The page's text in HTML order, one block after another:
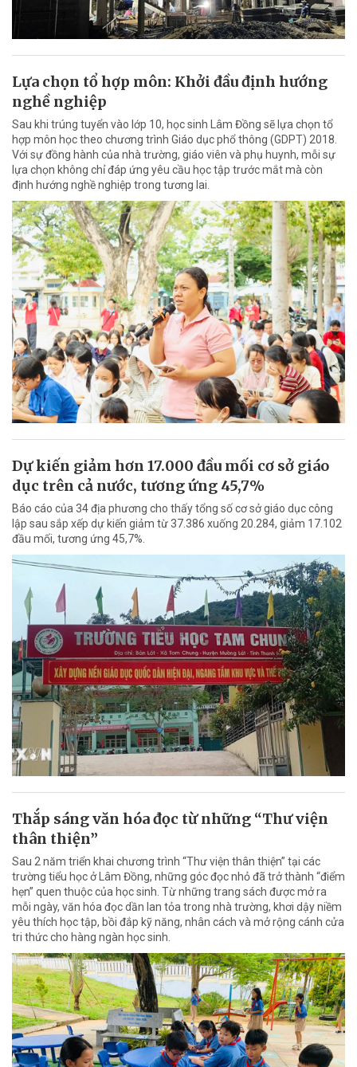
Lựa chọn tổ hợp môn: Khởi đầu định hướng
nghề nghiệp
Sau khi trúng tuyển vào lớp 10, học sinh Lâm Đồng sẽ lựa chọn tổ
hợp môn học theo chương trình Giáo dục phổ thông (GDPT) 2018.
Với sự đồng hành của nhà trường, giáo viên và phụ huynh, mỗi sự
lựa chọn không chỉ đáp ứng yêu cầu học tập trước mắt mà còn
định hướng nghề nghiệp trong tương lai.
Dự kiến giảm hơn 17.000 đầu mối cơ sở giáo
dục trên cả nước, tương ứng 45,7%
Báo cáo của 34 địa phương cho thấy tổng số cơ sở giáo dục công
lập sau sắp xếp dự kiến giảm từ 37.386 xuống 20.284, giảm 17.102
đầu mối, tương ứng 45,7%.
Thắp sáng văn hóa đọc từ những “Thư viện
thân thiện”
Sau 2 năm triển khai chương trình “Thư viện thân thiện” tại các
trường tiểu học ở Lâm Đồng, những góc đọc nhỏ đã trở thành “điểm
hẹn” quen thuộc của học sinh. Từ những trang sách được mở ra
mỗi ngày, văn hóa đọc dần lan tỏa trong nhà trường, khơi dậy niềm
yêu thích học tập, bồi đắp kỹ năng, nhân cách và mở rộng cánh cửa
tri thức cho hàng ngàn học sinh.